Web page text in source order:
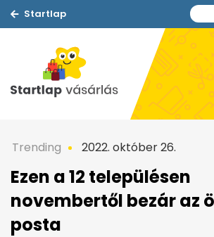
Startlap
Trending 2022. október 26.
Ezen a 12 településen
novembertől bezár az
posta